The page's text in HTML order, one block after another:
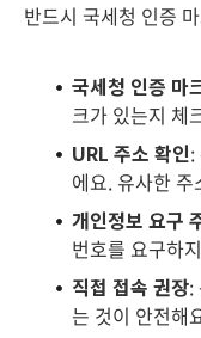
반드시 국세청 인증
국세청 인증 마
크가 있는지 체
URL 주소 확인:
에요. 유사한
개인정보 요구
번호를 요구하
직접 접속 권장:
는 것이 안전해